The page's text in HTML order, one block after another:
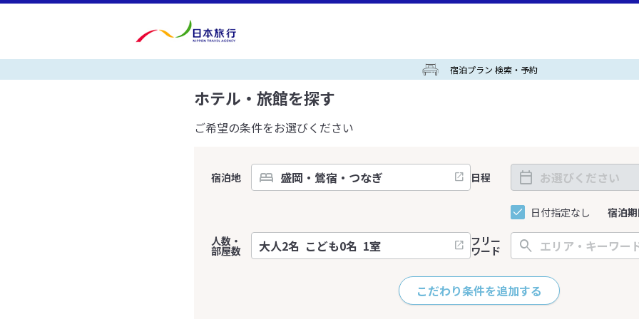
宿泊プラン 検索・予約
ホテル・旅館を探す
ご希望の条件をお選びください
宿泊地 日程
日付指定なし 宿泊
人数・
部屋数
フリー
ワード
こだわり条件を追加する